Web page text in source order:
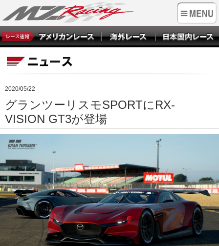
2020/05/22
グランツーリスモSPORTにRX-
VISION GT3が登場